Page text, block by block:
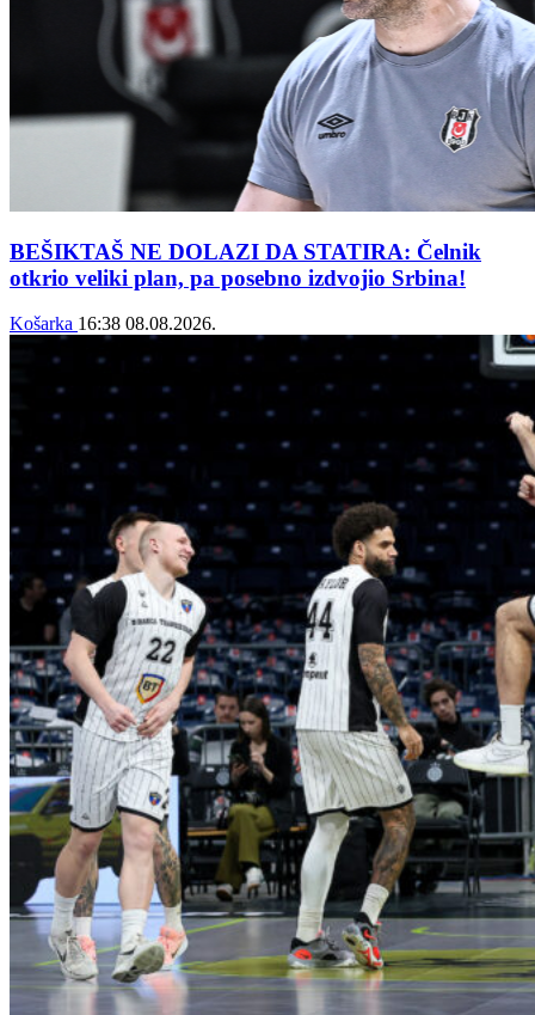
BEŠIKTAŠ NE DOLAZI DA STATIRA: Čelnik
otkrio veliki plan, pa posebno izdvojio Srbina!
Košarka 16:38 08.08.2026.